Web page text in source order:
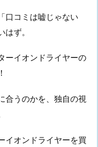
口コミは嘘じゃない
ず。
ーイオンドライヤーの
合うのかを、独自の視
イオンドライヤーを買